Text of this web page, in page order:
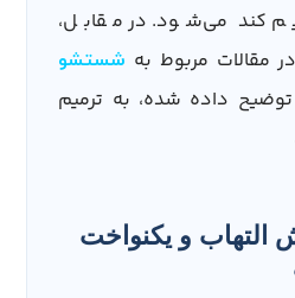
کند می‌شود. در مقابل،
مربوط به شستشو
توضیح داده شده، به ترمیم
التهاب و یکنواخت